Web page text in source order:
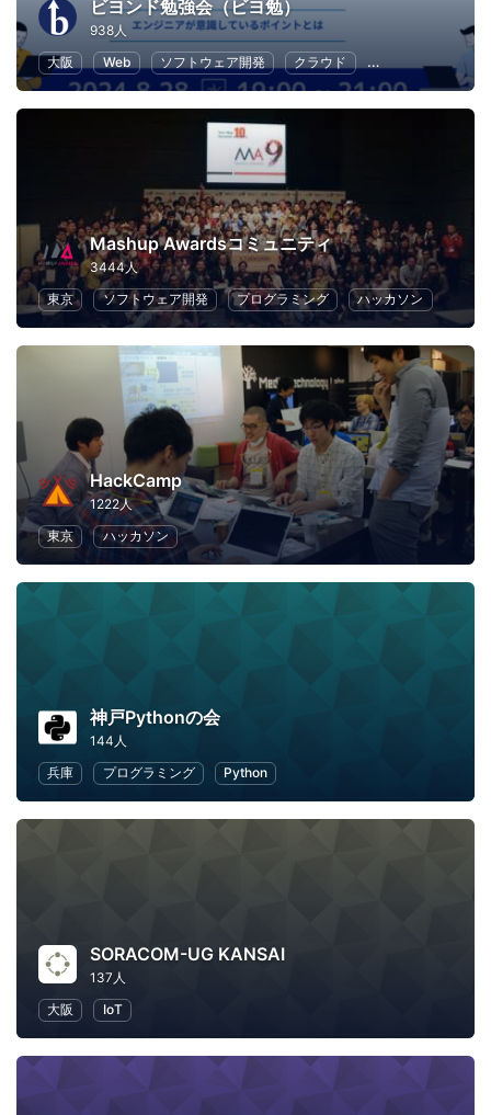
ビヨンド勉強会（ビヨ勉）
938人
大阪
Web ソフトウェア開発 クラウド アプリ開発
Mashup Awardsコミュニティ
3444人
東京
ソフトウェア開発 プログラミング ハッカソン
HackCamp
1222人
東京
ハッカソン
神戸Pythonの会
144人
兵庫
プログラミング Python
SORACOM-UG KANSAI
137人
大阪
IoT